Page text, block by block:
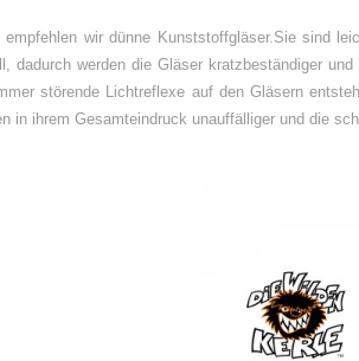
empfehlen wir dünne Kunststoffgläser.Sie sind
dadurch werden die Gläser kratzbeständiger
störende Lichtreflexe auf den Gläsern
in ihrem Gesamteindruck unauffälliger und die